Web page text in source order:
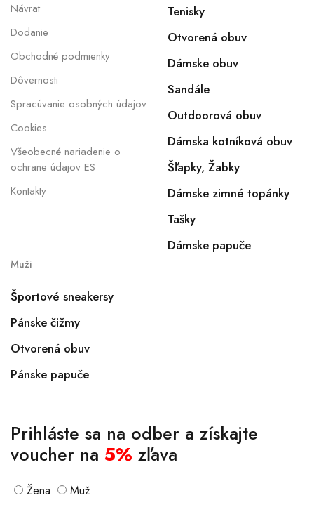
Návrat
Dodanie
Obchodné podmienky
Dôvernosti
Spracúvanie osobných údajov
Cookies
Všeobecné nariadenie o
ochrane údajov ES
Kontakty
Tenisky
Otvorená obuv
Dámske obuv
Sandále
Outdoorová obuv
Dámska kotníková obuv
Šľapky, Žabky
Dámske zimné topánky
Tašky
Dámske papuče
Muži
Športové sneakersy
Pánske čižmy
Otvorená obuv
Pánske papuče
Prihláste sa na odber a získajte
voucher na 5% zľava
Žena Muž